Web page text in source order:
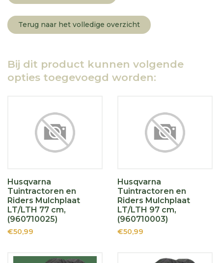
Terug naar het volledige overzicht
Bij dit product kunnen volgende
opties toegevoegd worden:
Husqvarna
Tuintractoren en
Riders Mulchplaat
LT/LTH 77 cm,
(960710025)
€50,99
Husqvarna
Tuintractoren en
Riders Mulchplaat
LT/LTH 97 cm,
(960710003)
€50,99